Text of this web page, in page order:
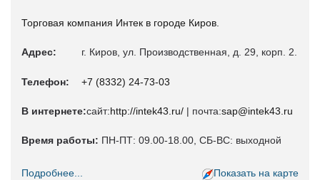
Торговая компания Интек в городе Киров.
Адрес: г. Киров, yл. Производственная, д. 29, корп. 2.
Телефон: +7 (8332) 24-73-03
В интернете:сайт:http://intek43.ru/ | почта:sap@intek43.ru
Время работы: ПН-ПТ: 09.00-18.00, СБ-ВС: выходной
Подробнее... Показать на карте